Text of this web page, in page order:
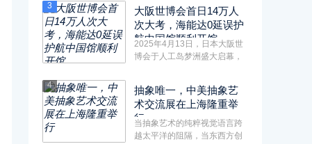
3
大阪世博会首日14万人
次大考，海能达0延误护
航中国馆顺利开馆
2025年4月13日，日本大阪世
博会于人工岛梦洲盛大启幕，
4
抽象唯一，中美抽象艺
术交流展在上海隆重举
行
当抽象艺术的纯粹视觉语言跨
越太平洋的阻隔，当东西方创